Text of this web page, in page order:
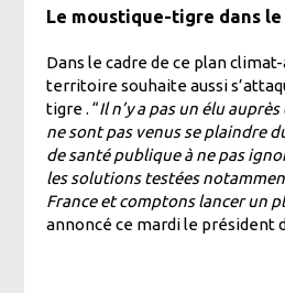
Le moustique-tigre dans
Dans le cadre de ce plan
territoire souhaite aussi
tigre . “Il n’y a pas un élu
ne sont pas venus se plaindre
de santé publique à ne pas
les solutions testées
France et comptons lancer un
annoncé ce mardi le président